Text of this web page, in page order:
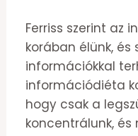
Ferriss szerint az
korában élünk, és
információkkal
információdiéta
hogy csak a
koncentrálunk,